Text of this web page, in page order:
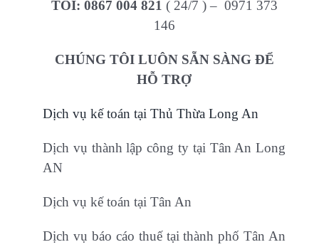
TÔI: 0867 004 821 ( 24/7 ) – 0971 373
146
CHÚNG TÔI LUÔN SẴN SÀNG ĐỂ
HỖ TRỢ
Dịch vụ kế toán tại Thủ Thừa Long An
Dịch vụ thành lập công ty tại Tân An Long
AN
Dịch vụ kế toán tại Tân An
Dịch vụ báo cáo thuế tại thành phố Tân An